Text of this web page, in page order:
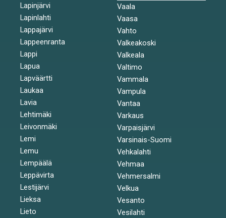
Lapinjärvi
Lapinlahti
Lappajärvi
Lappeenranta
Lappi
Lapua
Lapväärtti
Laukaa
Lavia
Lehtimäki
Leivonmäki
Lemi
Lemu
Lempäälä
Leppävirta
Lestijärvi
Lieksa
Lieto
Vaala
Vaasa
Vahto
Valkeakoski
Valkeala
Valtimo
Vammala
Vampula
Vantaa
Varkaus
Varpaisjärvi
Varsinais-Suomi
Vehkalahti
Vehmaa
Vehmersalmi
Velkua
Vesanto
Vesilahti